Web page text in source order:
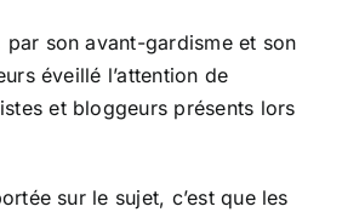
son avant-gardisme et son
éveillé l’attention de
et bloggeurs présents lors
sur le sujet, c’est que les